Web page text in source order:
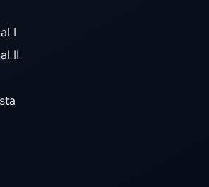
I
II